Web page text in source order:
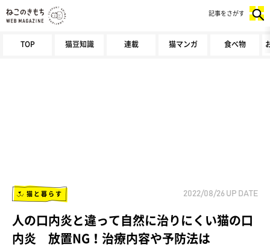
TOP 猫豆知識 連載 猫マンガ 食べ物
記事をさがす
猫と暮らす 2022/08/26 UP DATE
人の口内炎と違って自然に治りにくい猫の口
内炎 放置NG！治療内容や予防法は